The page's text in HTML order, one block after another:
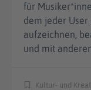
für
dem jeder
aufzeichnen,
und mit
Kultur- und